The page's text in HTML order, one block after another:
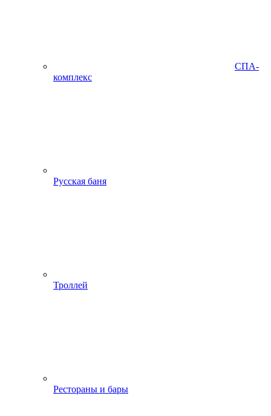
СПА-
комплекс
Русская баня
Троллей
Рестораны и бары